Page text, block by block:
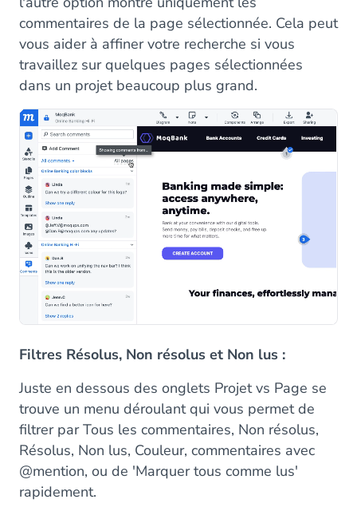
commentaires de la page sélectionnée. Cela peut
vous aider à affiner votre recherche si vous
travaillez sur quelques pages sélectionnées
dans un projet beaucoup plus grand.
Filtres Résolus, Non résolus et Non lus :
Juste en dessous des onglets Projet vs Page se
trouve un menu déroulant qui vous permet de
filtrer par Tous les commentaires, Non résolus,
Résolus, Non lus, Couleur, commentaires avec
@mention, ou de 'Marquer tous comme lus'
rapidement.